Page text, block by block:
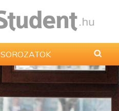
SOROZATOK